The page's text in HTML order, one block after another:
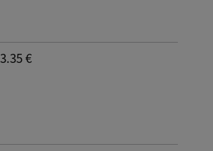
€